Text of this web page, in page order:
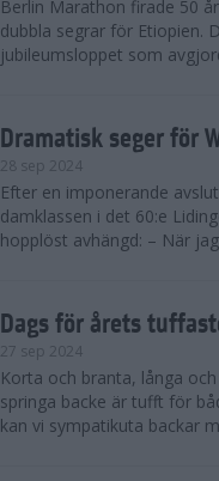
Berlin Marathon firade 50
dubbla segrar för Etiopien.
jubileumsloppet som
Dramatisk seger för
28 sep 2024
Efter en imponerande
damklassen i det 60:e
hopplöst avhängd: – När
Dags för årets
27 sep 2024
Korta och branta, långa
springa backe är tufft för
kan vi sympatikuta backar